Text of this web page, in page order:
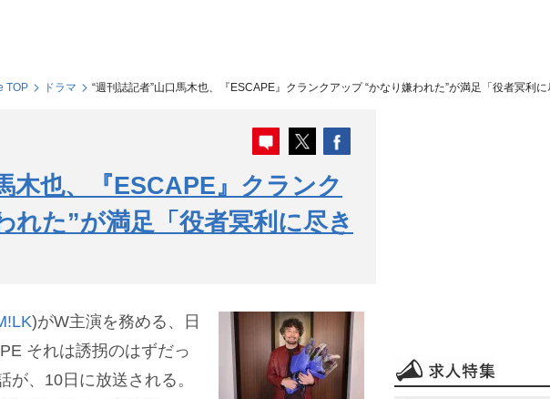
TOP ドラマ “週刊誌記者”山口馬木也、『ESCAPE』クランクアップ “かなり嫌われた”が満足「役者冥利に
木也、『ESCAPE』クランク
れた”が満足「役者冥利に尽き
)がW主演を務める、日
それは誘拐のはずだっ
、10日に放送される。